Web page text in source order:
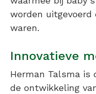
worden uitgevoerd
waren.
Innovatieve
Herman Talsma is
de ontwikkeling